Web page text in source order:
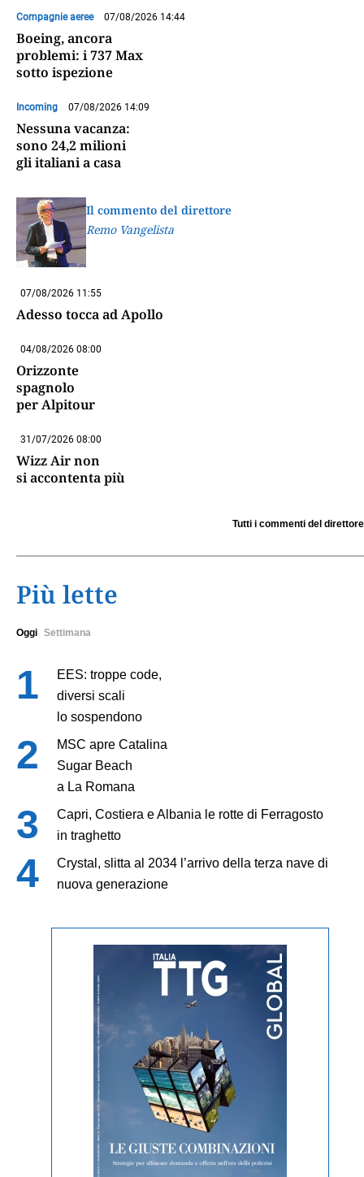
Compagnie aeree 07/08/2026 14:44
Boeing, ancora
problemi: i 737 Max
sotto ispezione
Incoming 07/08/2026 14:09
Nessuna vacanza:
sono 24,2 milioni
gli italiani a casa
Il commento del direttore
Remo Vangelista
07/08/2026 11:55
Adesso tocca ad Apollo
04/08/2026 08:00
Orizzonte
spagnolo
per Alpitour
31/07/2026 08:00
Wizz Air non
si accontenta più
Tutti i commenti del direttore
Più lette
Oggi Settimana
EES: troppe code,
diversi scali
lo sospendono
MSC apre Catalina
Sugar Beach
a La Romana
Capri, Costiera e Albania le rotte di Ferragosto
in traghetto
Crystal, slitta al 2034 l’arrivo della terza nave di
nuova generazione